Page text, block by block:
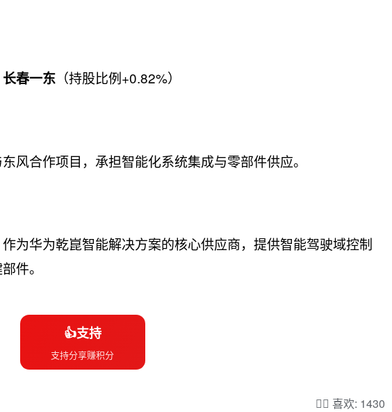
长春一东 （持股比例+0.82%）
风合作项目，承担智能化系统集成与零部件供应。
为华为乾崑智能解决方案的核心供应商，提供智能驾驶域控制
件。
👍支持
支持分享赚积分
❤️‍🔥 喜欢: 1430